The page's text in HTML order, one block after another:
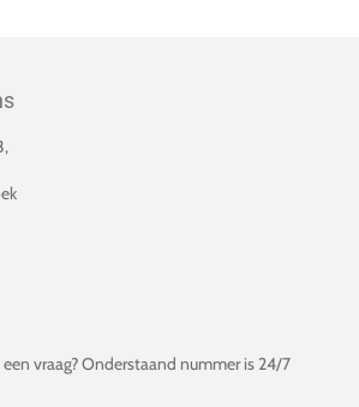
vraag? Onderstaand nummer is 24/7